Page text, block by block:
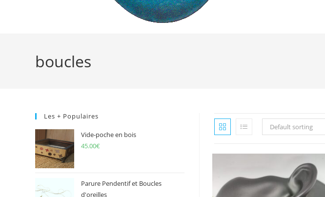
boucles
Default sorting
Les + Populaires
Vide-poche en bois
45.00€
Parure Pendentif et Boucles
d'oreilles